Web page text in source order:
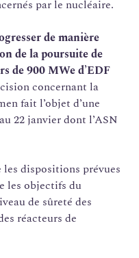
par le nucléaire.
de manière
de la poursuite de
de 900 MWe d’EDF
concernant la
fait l’objet d’une
22 janvier dont l’ASN
les dispositions prévues
les objectifs du
de sûreté des
réacteurs de